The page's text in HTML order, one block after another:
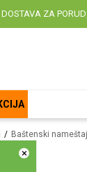
ZA
×
Baštenski nameštaj